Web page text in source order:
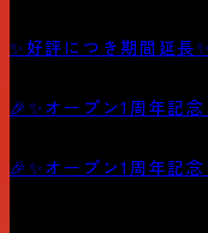
✨好評につき期間延長
🎉✨オープン1周年記
🎉✨オープン1周年記